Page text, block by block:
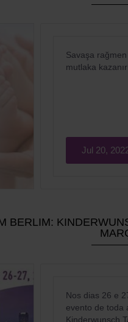
Savaşa
mutlaka
Jul 20,
BERLIM:
Nos dias 26 e
evento de toda
Kinderwunsch